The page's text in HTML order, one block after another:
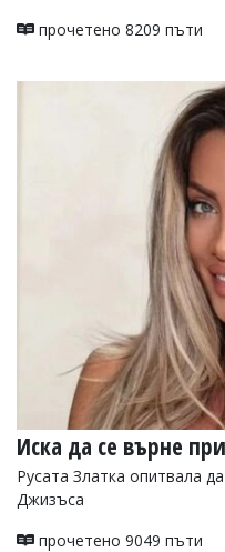
прочетено 8209 пъти
Иска да се върне
Русата Златка опитвала
Джизъса
прочетено 9049 пъти